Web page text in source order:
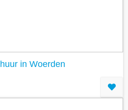
in Woerden